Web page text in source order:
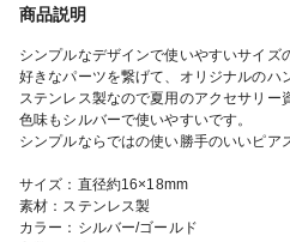
商品説明
シンプルなデザインで使いやすいサイズ
好きなパーツを繋げて、オリジナルのハ
ステンレス製なので夏用のアクセサリー
色味もシルバーで使いやすいです。
シンプルならではの使い勝手のいいピア
サイズ：直径約16×18mm
素材：ステンレス製
カラー：シルバー/ゴールド